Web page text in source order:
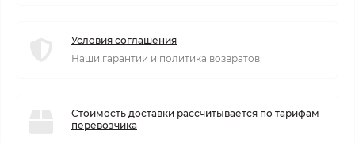
Условия соглашения
Наши гарантии и политика возвратов
Стоимость доставки рассчитывается по тарифам
перевозчика